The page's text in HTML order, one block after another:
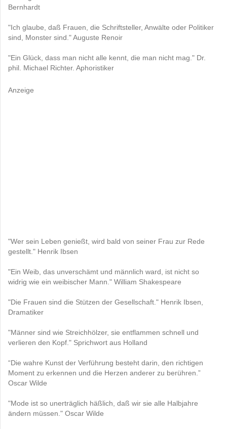
Bernhardt
"Ich glaube, daß Frauen, die Schriftsteller, Anwälte oder Politiker
sind, Monster sind." Auguste Renoir
"Ein Glück, dass man nicht alle kennt, die man nicht mag." Dr.
phil. Michael Richter. Aphoristiker
Anzeige
"Wer sein Leben genießt, wird bald von seiner Frau zur Rede
gestellt." Henrik Ibsen
"Ein Weib, das unverschämt und männlich ward, ist nicht so
widrig wie ein weibischer Mann." William Shakespeare
"Die Frauen sind die Stützen der Gesellschaft." Henrik Ibsen,
Dramatiker
"Männer sind wie Streichhölzer, sie entflammen schnell und
verlieren den Kopf." Sprichwort aus Holland
“Die wahre Kunst der Verführung besteht darin, den richtigen
Moment zu erkennen und die Herzen anderer zu berühren.”
Oscar Wilde
"Mode ist so unerträglich häßlich, daß wir sie alle Halbjahre
ändern müssen." Oscar Wilde